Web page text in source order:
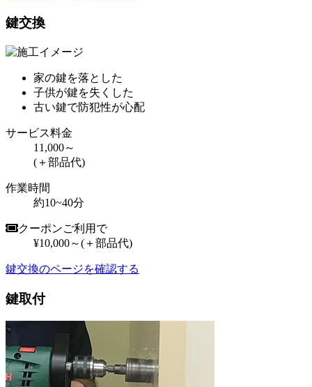
鍵交換
家の鍵を落とした
子供が鍵を失くした
古い鍵で防犯性が心配
サービス料金
11,000～
(＋部品代)
作業時間
約10~40分
クーポンご利用で
¥10,000～(＋部品代)
鍵交換のページを確認する
鍵取付